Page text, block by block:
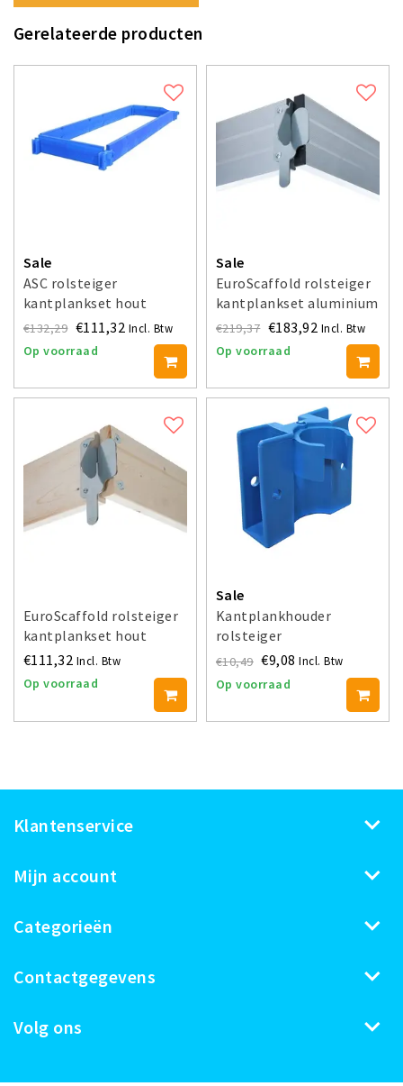
Gerelateerde producten
Sale
ASC rolsteiger
kantplankset hout
€132,29 €111,32 Incl. Btw
Op voorraad
Sale
EuroScaffold rolsteiger
kantplankset aluminium
€219,37 €183,92 Incl. Btw
Op voorraad
EuroScaffold rolsteiger
kantplankset hout
€111,32 Incl. Btw
Op voorraad
Sale
Kantplankhouder
rolsteiger
€10,49 €9,08 Incl. Btw
Op voorraad
Klantenservice
Mijn account
Categorieën
Contactgegevens
Volg ons